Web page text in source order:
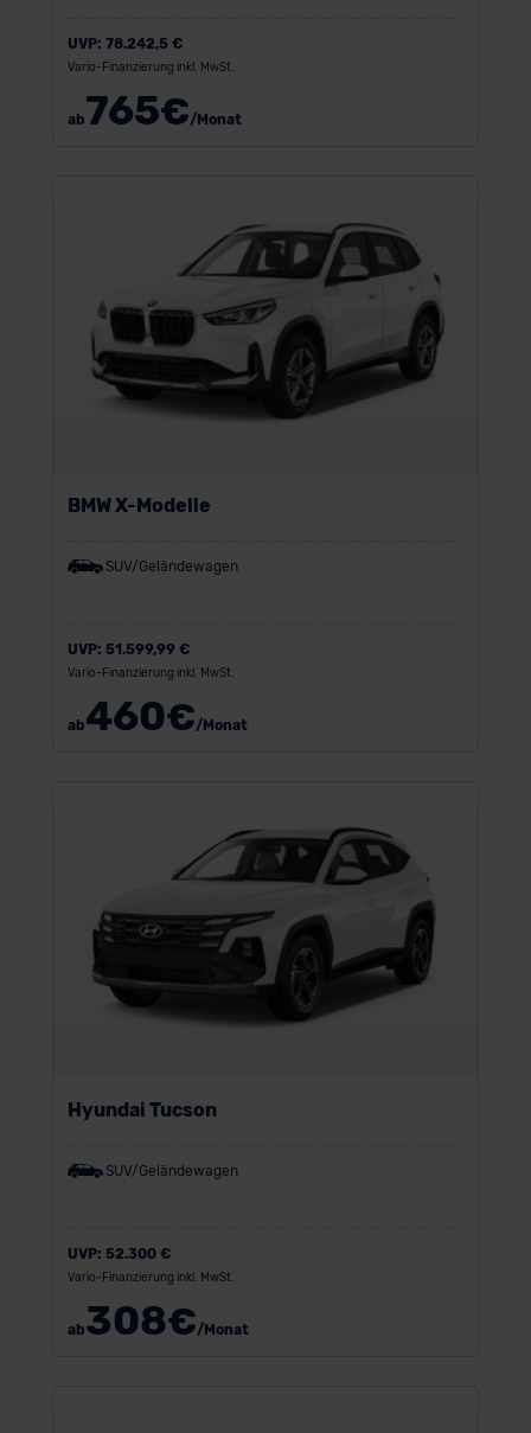
UVP: 78.242,5 €
Vario-Finanzierung inkl. MwSt.
ab765€/Monat
BMW X-Modelle
SUV/Geländewagen
UVP: 51.599,99 €
Vario-Finanzierung inkl. MwSt.
ab460€/Monat
Hyundai Tucson
SUV/Geländewagen
UVP: 52.300 €
Vario-Finanzierung inkl. MwSt.
ab308€/Monat